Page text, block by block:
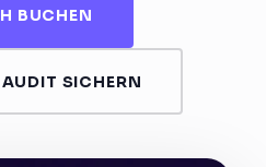
BUCHEN
SICHERN